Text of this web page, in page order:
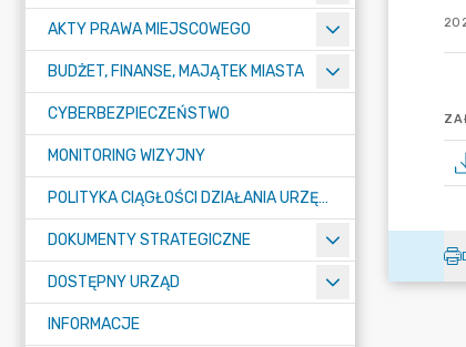
AKTY PRAWA MIEJSCOWEGO
BUDŻET, FINANSE, MAJĄTEK MIASTA
CYBERBEZPIECZEŃSTWO
MONITORING WIZYJNY
POLITYKA CIĄGŁOŚCI DZIAŁANIA URZĘDU MIASTA ŻORY
DOKUMENTY STRATEGICZNE
DOSTĘPNY URZĄD
INFORMACJE